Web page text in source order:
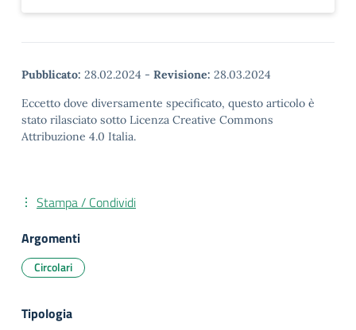
Pubblicato: 28.02.2024 - Revisione: 28.03.2024
Eccetto dove diversamente specificato, questo articolo è
stato rilasciato sotto Licenza Creative Commons
Attribuzione 4.0 Italia.
Stampa / Condividi
Argomenti
Circolari
Tipologia